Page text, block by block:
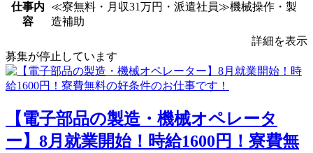
仕事内
容
≪寮無料・月収31万円・派遣社員≫機械操作・製
造補助
詳細を表示
募集が停止しています
【電子部品の製造・機械オペレータ
ー】8月就業開始！時給1600円！寮費無